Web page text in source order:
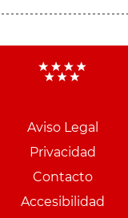
Aviso Legal
Privacidad
Contacto
Accesibilidad